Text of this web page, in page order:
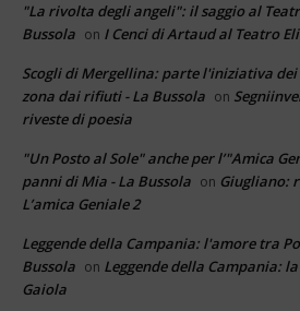
"La rivolta degli angeli": il saggio al
Bussola on I Cenci di Artaud al Teatro
Scogli di Mergellina: parte l'iniziativa
zona dai rifiuti - La Bussola on
riveste di poesia
"Un Posto al Sole" anche per l’"Amica
panni di Mia - La Bussola on Giugliano:
L’amica Geniale 2
Leggende della Campania: l'amore tra
Bussola on Leggende della Campania:
Gaiola